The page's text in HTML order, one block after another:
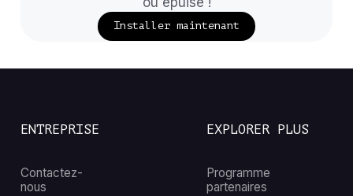
Installer maintenant
ENTREPRISE
Contactez-
nous
EXPLORER PLUS
Programme
partenaires